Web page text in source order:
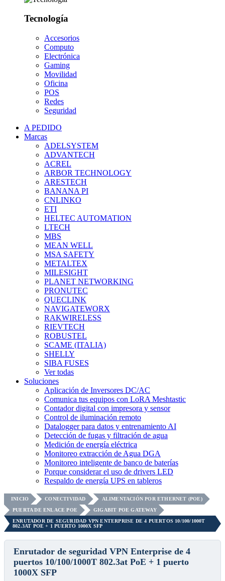
Tecnología
Accesorios
Computo
Electrónica
Gaming
Movilidad
Oficina
POS
Redes
Seguridad
A PEDIDO
Marcas
ADELSYSTEM
ADVANTECH
ACREL
ARBOR TECHNOLOGY
ARESTECH
BANANA PI
CNLINKO
ETI
HELTEC AUTOMATION
LTECH
MBS
MEAN WELL
MSA SAFETY
METALTEX
MILESIGHT
PLANET NETWORKING
PRONUTEC
QUECLINK
NAVIGATEWORX
RAKWIRELESS
RIEVTECH
ROBUSTEL
SCAME (ITALIA)
SHELLY
SIBA FUSES
Ver todas
Soluciones
Aplicación de Inversores DC/AC
Comunica tus equipos con LoRA Meshtastic
Contador digital con impresora y sensor
Control de iluminación remoto
Datalogger para datos y entrenamiento AI
Detección de fugas y filtración de agua
Medición de energía eléctrica
Monitoreo extracción de Agua DGA
Monitoreo inteligente de banco de baterías
Porque considerar el uso de drivers LED
Respaldo de energía UPS en tableros
INICIO CONECTIVIDAD
ALIMENTACIÓN POR ETHERNET (POE)
PUERTA DE ENLACE POE
GIGABIT POE GATEWAY
ENRUTADOR DE SEGURIDAD VPN ENTERPRISE DE 4 PUERTOS 10/100/1000T
802.3AT POE + 1 PUERTO 1000X SFP
Enrutador de seguridad VPN Enterprise de 4
puertos 10/100/1000T 802.3at PoE + 1 puerto
1000X SFP